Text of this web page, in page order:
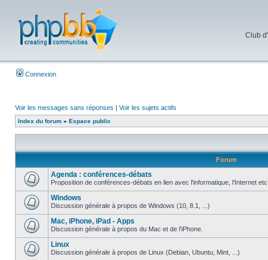
Club
Connexion
Voir les messages sans réponses | Voir les sujets actifs
Index du forum » Espace public
Forum
Agenda : conférences-débats
Proposition de conférences-débats en lien avec l'informatique, l'Internet
Windows
Discussion générale à propos de Windows (10, 8.1, ...)
Mac, iPhone, iPad - Apps
Discussion générale à propos du Mac et de l'iPhone.
Linux
Discussion générale à propos de Linux (Debian, Ubuntu, Mint, ...)